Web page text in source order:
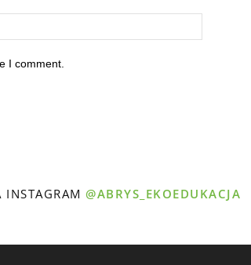
I comment.
INSTAGRAM@ABRYS_EKOEDUKACJA